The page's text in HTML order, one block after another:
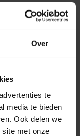
Over
te
media te bieden
Ook delen we
site met onze
met een
gesloten Kliks-